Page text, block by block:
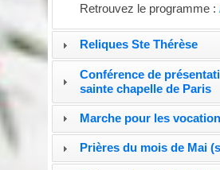
Retrouvez le programme :
Reliques Ste Thérèse
Conférence de
sainte chapelle de Paris
Marche pour les
Prières du mois de Mai